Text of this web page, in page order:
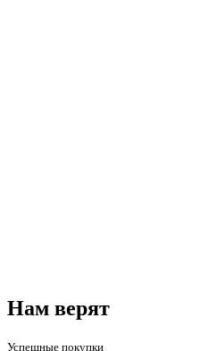
Нам верят
Успешные покупки